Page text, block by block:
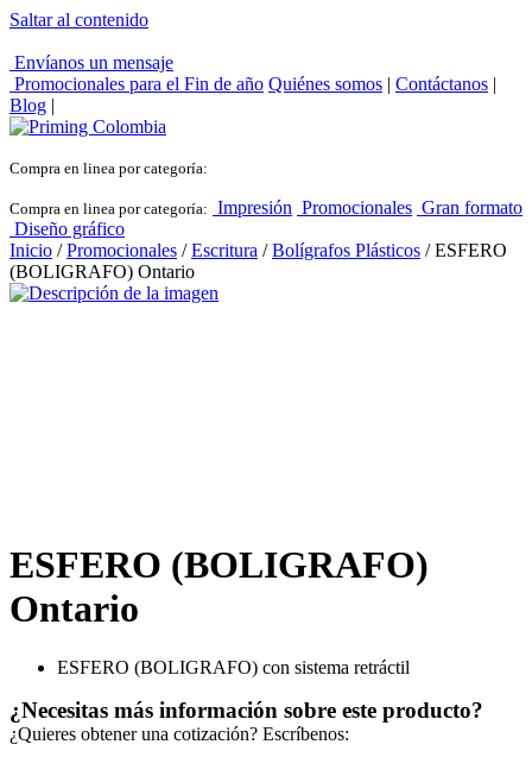
Saltar al contenido
Envíanos un mensaje
Promocionales para el Fin de año Quiénes somos | Contáctanos |
Blog |
Compra en linea por categoría:
Compra en linea por categoría: Impresión Promocionales Gran formato
Diseño gráfico
Inicio /Promocionales /Escritura /Bolígrafos Plásticos / ESFERO
(BOLIGRAFO) Ontario
ESFERO (BOLIGRAFO)
Ontario
ESFERO (BOLIGRAFO) con sistema retráctil
¿Necesitas más información sobre este producto?
¿Quieres obtener una cotización? Escríbenos: